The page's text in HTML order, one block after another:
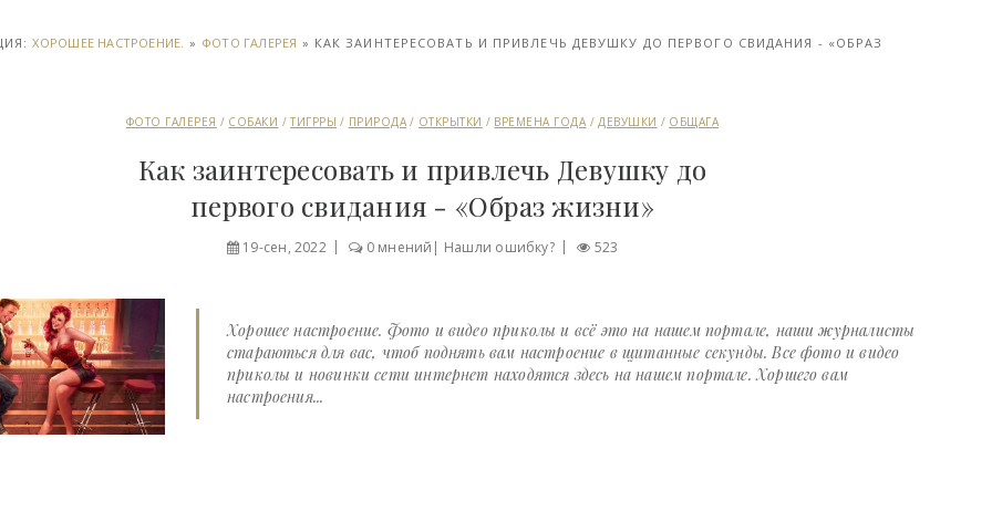
ХОРОШЕЕ НАСТРОЕНИЕ. » ФОТО ГАЛЕРЕЯ » КАК ЗАИНТЕРЕСОВАТЬ И ПРИВЛЕЧЬ ДЕВУШКУ ДО ПЕРВОГО СВИДАНИЯ - «ОБРАЗ
ФОТО ГАЛЕРЕЯ / СОБАКИ /ТИГРРЫ / ПРИРОДА / ОТКРЫТКИ / ВРЕМЕНА ГОДА /ДЕВУШКИ / ОБЩАГА
Как заинтересовать и привлечь Девушку до
первого свидания - «Образ жизни»
19-сен, 2022 0 мнений | Нашли ошибку? 523
Хорошее настроение. Фото и видео приколы и всё это на нашем портале, наши журналисты
стараються для вас, чтоб поднять вам настроение в щитанные секунды. Все фото и видео
приколы и новинки сети интернет находятся здесь на нашем портале. Хоршего вам
настроения...